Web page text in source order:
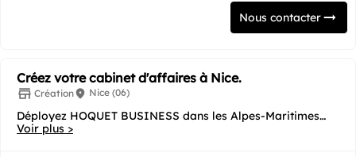
Nous contacter
Créez votre cabinet d'affaires à Nice.
Création Nice (06)
Déployez HOQUET BUSINESS dans les Alpes-Maritimes
(06) : l'expertise immobilière au service de la...
Voir plus >